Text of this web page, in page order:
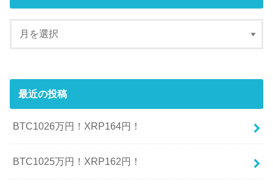
最近の投稿
BTC1026万円！XRP164円！
BTC1025万円！XRP162円！